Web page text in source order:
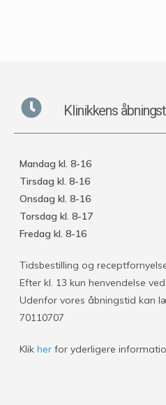
Klinikkens
Mandag kl. 8-16
Tirsdag kl. 8-16
Onsdag kl. 8-16
Torsdag kl. 8-17
Fredag kl. 8-16
Tidsbestilling og
Efter kl. 13 kun henvendelse
Udenfor vores åbningstid kan
70110707
Klik her for yderligere